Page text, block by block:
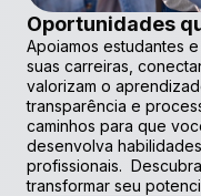
Oportunidades
Apoiamos estudantes
suas carreiras,
valorizam o
transparência e
caminhos para que
desenvolva
profissionais.
transformar seu